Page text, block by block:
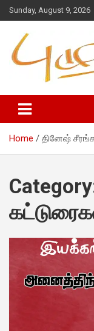
Sunday, August 9, 2026
Home தினேஷ்